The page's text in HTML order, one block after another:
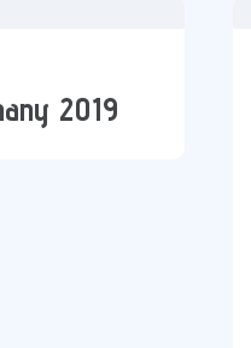
2019